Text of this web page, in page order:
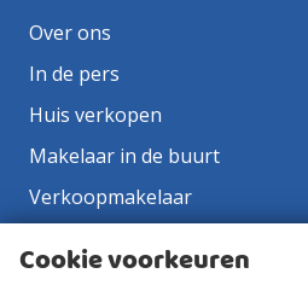
Over ons
In de pers
Huis verkopen
Makelaar in de buurt
Verkoopmakelaar
Cookie voorkeuren